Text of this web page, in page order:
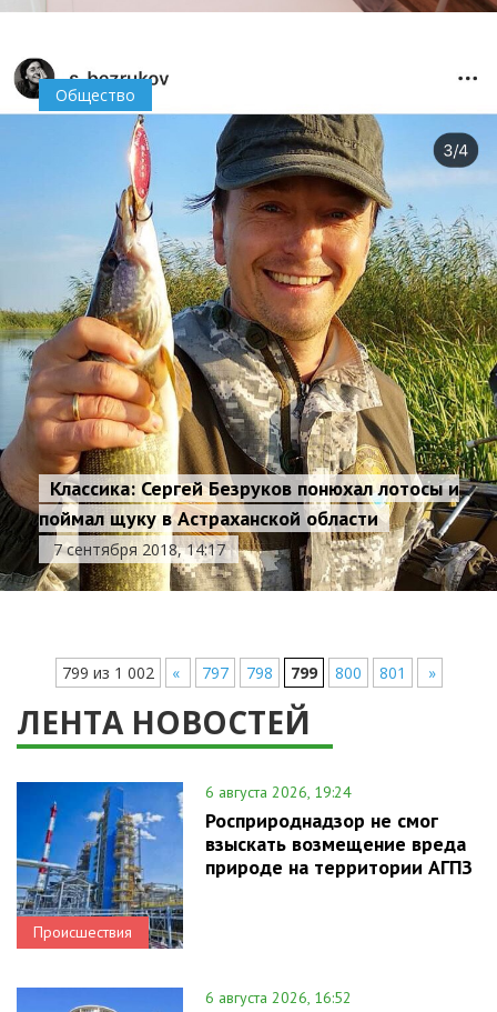
Общество
Классика: Сергей Безруков понюхал лотосы и
поймал щуку в Астраханской области
7 сентября 2018, 14:17
799 из 1 002 « 797 798 799 800 801 »
ЛЕНТА НОВОСТЕЙ
Происшествия
6 августа 2026, 19:24
Росприроднадзор не смог
взыскать возмещение вреда
природе на территории АГПЗ
6 августа 2026, 16:52